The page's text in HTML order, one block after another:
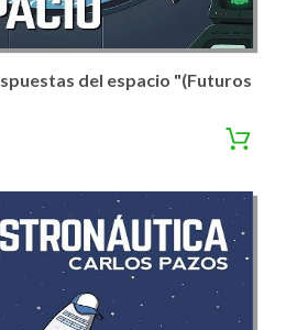
del espacio "(Futuros